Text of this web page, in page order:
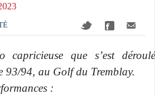
capricieuse que s’est
93/94, au Golf du Tremblay.
: